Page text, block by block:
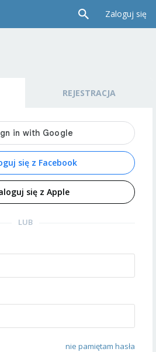
Zaloguj się
REJESTRACJA
się z Facebook
się z Apple
LUB
nie pamiętam hasła